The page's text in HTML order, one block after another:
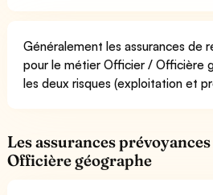
Généralement les assurances de
pour le métier Officier / Officière
les deux risques (exploitation et
Les assurances
Officière géographe